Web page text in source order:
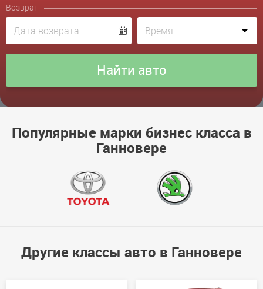
Возврат
Популярные марки бизнес класса в
Ганновере
Другие классы авто в Ганновере